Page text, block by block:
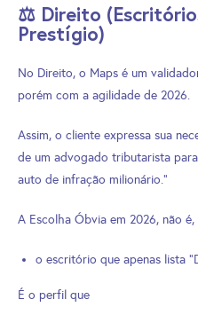
⚖️ Direito
Prestígio)
No Direito, o Maps é um
porém com a agilidade de 2026.
Assim, o cliente expressa sua
de um advogado tributarista
auto de infração milionário.”
A Escolha Óbvia em 2026, não
o escritório que apenas lista
É o perfil que